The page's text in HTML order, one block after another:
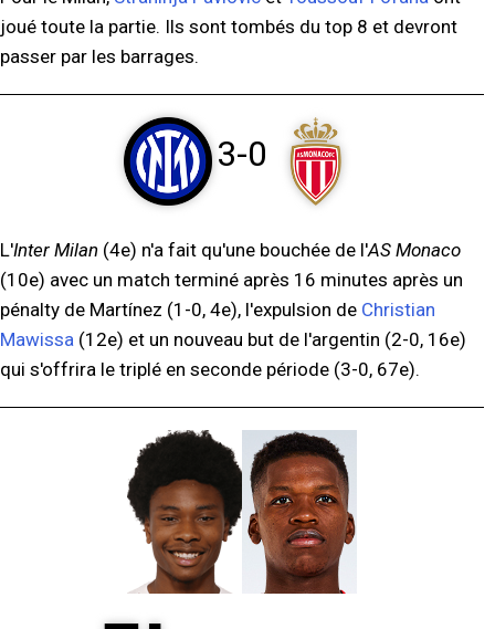
joué toute la partie. Ils sont tombés du top 8 et devront
passer par les barrages.
3-0
L'Inter Milan (4e) n'a fait qu'une bouchée de l'AS Monaco
(10e) avec un match terminé après 16 minutes après un
pénalty de Martínez (1-0, 4e), l'expulsion de Christian
Mawissa (12e) et un nouveau but de l'argentin (2-0, 16e)
qui s'offrira le triplé en seconde période (3-0, 67e).